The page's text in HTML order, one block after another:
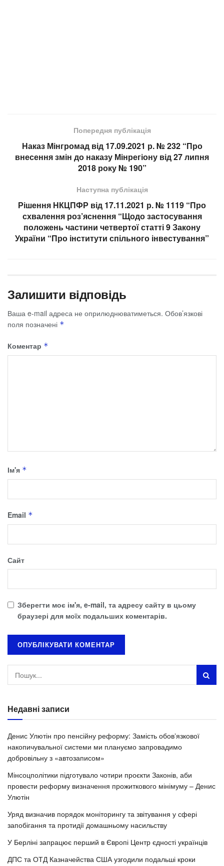
Попередня публікація
Наказ Мінгромад від 17.09.2021 р. № 232 “Про
внесення змін до наказу Мінрегіону від 27 липня
2018 року № 190”
Наступна публікація
Рішення НКЦПФР від 17.11.2021 р. № 1119 “Про
схвалення роз’яснення “Щодо застосування
положень частини четвертої статті 9 Закону
України “Про інститути спільного інвестування”
Залишити відповідь
Ваша e-mail адреса не оприлюднюватиметься. Обов’язкові
поля позначені *
Коментар *
Ім'я *
Email *
Сайт
Зберегти моє ім'я, e-mail, та адресу сайту в цьому
браузері для моїх подальших коментарів.
Недавні записи
Денис Улютін про пенсійну реформу: Замість обовʼязкової
накопичувальної системи ми плануємо запровадимо
добровільну з «автозаписом»
Мінсоцполітики підготувало чотири проєкти Законів, аби
провести реформу визначення прожиткового мінімуму – Денис
Улютін
Уряд визначив порядок моніторингу та звітування у сфері
запобігання та протидії домашньому насильству
У Берліні запрацює перший в Європі Центр єдності українців
ДПС та ОТД Казначейства США узгодили подальші кроки